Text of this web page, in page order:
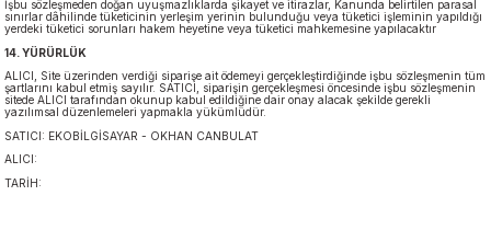
İşbu sözleşmeden doğan uyuşmazlıklarda şikayet ve itirazlar, Kanunda belirtilen parasal
sınırlar dâhilinde tüketicinin yerleşim yerinin bulunduğu veya tüketici işleminin yapıldığı
yerdeki tüketici sorunları hakem heyetine veya tüketici mahkemesine yapılacaktır
14. YÜRÜRLÜK
ALICI, Site üzerinden verdiği siparişe ait ödemeyi gerçekleştirdiğinde işbu sözleşmenin tüm
şartlarını kabul etmiş sayılır. SATICI, siparişin gerçekleşmesi öncesinde işbu sözleşmenin
sitede ALICI tarafından okunup kabul edildiğine dair onay alacak şekilde gerekli
yazılımsal düzenlemeleri yapmakla yükümlüdür.
SATICI: EKOBİLGİSAYAR - OKHAN CANBULAT
ALICI:
TARİH: